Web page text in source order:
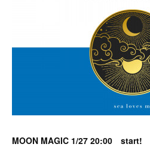
MOON MAGIC 1/27 20:00 start!